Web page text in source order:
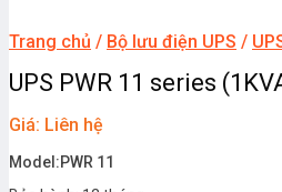
Trang chủ / Bộ lưu điện UPS /
UPS PWR 11 series
Giá: Liên hệ
Model:PWR 11